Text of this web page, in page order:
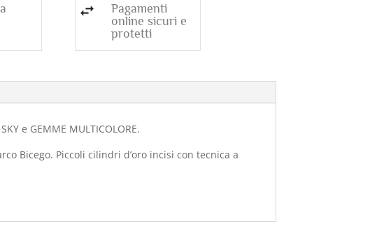
Pagamenti
online sicuri e
protetti
e GEMME MULTICOLORE.
Bicego. Piccoli cilindri d’oro incisi con tecnica a